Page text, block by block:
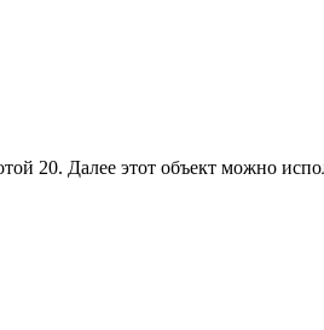
20. Далее этот объект можно